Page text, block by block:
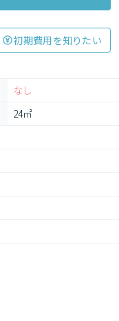
初期費用を知りたい
なし
24㎡